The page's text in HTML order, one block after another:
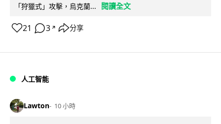
「狩獵式」攻擊，烏克蘭...
閱讀全文
21 3 ↗ 分享
人工智能
Lawton 10 小時